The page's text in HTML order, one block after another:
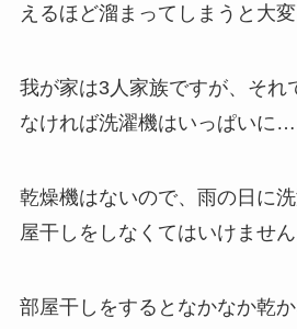
えるほど溜まってしまうと大変
我が家は3人家族ですが、それ
なければ洗濯機はいっぱいに…
乾燥機はないので、雨の日に
屋干しをしなくてはいけません
部屋干しをするとなかなか乾